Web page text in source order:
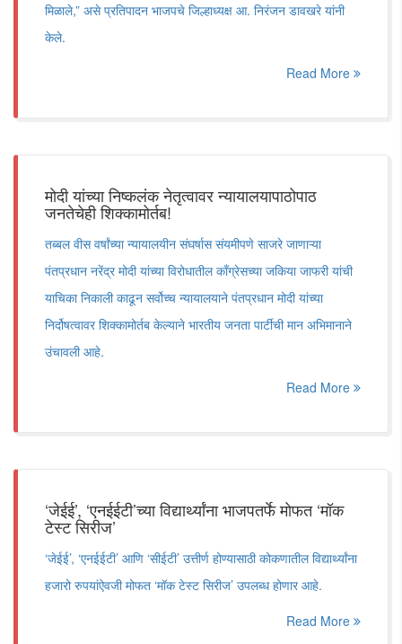
मिळाले,” असे प्रतिपादन भाजपचे जिल्हाध्यक्ष आ. निरंजन डावखरे यांनी
केले.
Read More
मोदी यांच्या निष्कलंक नेतृत्वावर न्यायालयापाठोपाठ
जनतेचेही शिक्कामोर्तब!
तब्बल वीस वर्षांच्या न्यायालयीन संघर्षास संयमीपणे साजरे जाणाऱ्या
पंतप्रधान नरेंद्र मोदी यांच्या विरोधातील काँग्रेसच्या जकिया जाफरी यांची
याचिका निकाली काढून सर्वोच्च न्यायालयाने पंतप्रधान मोदी यांच्या
निर्दोषत्वावर शिक्कामोर्तब केल्याने भारतीय जनता पार्टीची मान अभिमानाने
उंचावली आहे.
Read More
‘जेईई’, ‘एनईईटी’च्या विद्यार्थ्यांना भाजपतर्फे मोफत ‘मॉक
टेस्ट सिरीज’
‘जेईई’, ‘एनईईटी’ आणि ‘सीईटी’ उत्तीर्ण होण्यासाठी कोकणातील विद्यार्थ्यांना
हजारो रुपयांऐवजी मोफत ‘मॉक टेस्ट सिरीज’ उपलब्ध होणार आहे.
Read More